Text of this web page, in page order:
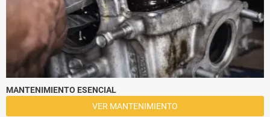
MANTENIMIENTO ESENCIAL
VER MANTENIMIENTO